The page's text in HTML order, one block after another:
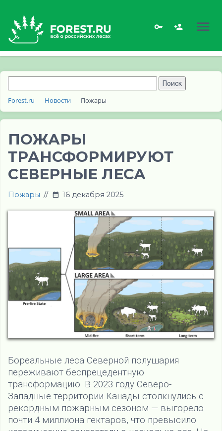
Forest.ru Новости Пожары
ПОЖАРЫ
ТРАНСФОРМИРУЮТ
СЕВЕРНЫЕ ЛЕСА
Пожары // 16 декабря 2025
Бореальные леса Северной полушария
переживают беспрецедентную
трансформацию. В 2023 году Северо-
Западные территории Канады столкнулись с
рекордным пожарным сезоном — выгорело
почти 4 миллиона гектаров, что превысило